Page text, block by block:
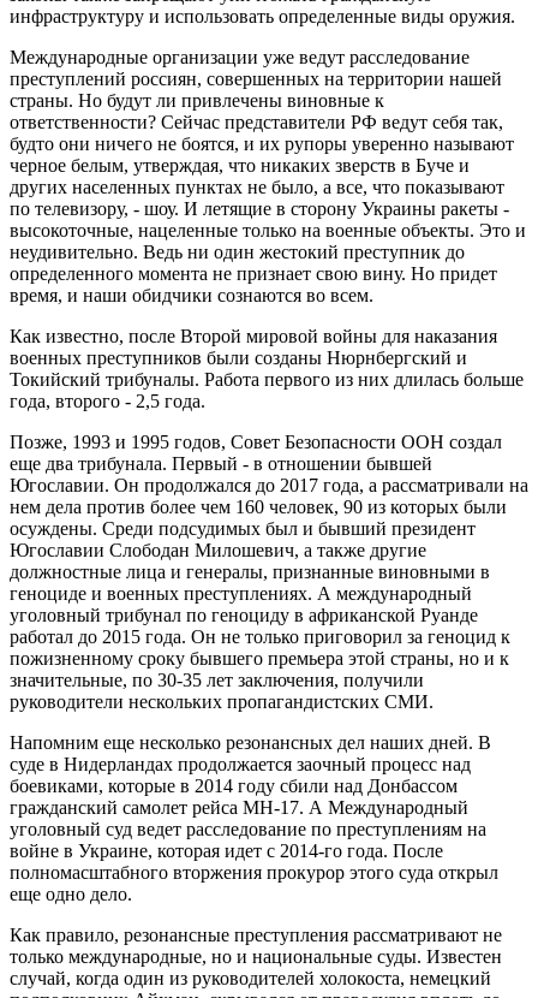
инфраструктуру и использовать определенные виды оружия.
Международные организации уже ведут расследование
преступлений россиян, совершенных на территории нашей
страны. Но будут ли привлечены виновные к
ответственности? Сейчас представители РФ ведут себя так,
будто они ничего не боятся, и их рупоры уверенно называют
черное белым, утверждая, что никаких зверств в Буче и
других населенных пунктах не было, а все, что показывают
по телевизору, - шоу. И летящие в сторону Украины ракеты -
высокоточные, нацеленные только на военные объекты. Это и
неудивительно. Ведь ни один жестокий преступник до
определенного момента не признает свою вину. Но придет
время, и наши обидчики сознаются во всем.
Как известно, после Второй мировой войны для наказания
военных преступников были созданы Нюрнбергский и
Токийский трибуналы. Работа первого из них длилась больше
года, второго - 2,5 года.
Позже, 1993 и 1995 годов, Совет Безопасности ООН создал
еще два трибунала. Первый - в отношении бывшей
Югославии. Он продолжался до 2017 года, а рассматривали на
нем дела против более чем 160 человек, 90 из которых были
осуждены. Среди подсудимых был и бывший президент
Югославии Слободан Милошевич, а также другие
должностные лица и генералы, признанные виновными в
геноциде и военных преступлениях. А международный
уголовный трибунал по геноциду в африканской Руанде
работал до 2015 года. Он не только приговорил за геноцид к
пожизненному сроку бывшего премьера этой страны, но и к
значительные, по 30-35 лет заключения, получили
руководители нескольких пропагандистских СМИ.
Напомним еще несколько резонансных дел наших дней. В
суде в Нидерландах продолжается заочный процесс над
боевиками, которые в 2014 году сбили над Донбассом
гражданский самолет рейса МН-17. А Международный
уголовный суд ведет расследование по преступлениям на
войне в Украине, которая идет с 2014-го года. После
полномасштабного вторжения прокурор этого суда открыл
еще одно дело.
Как правило, резонансные преступления рассматривают не
только международные, но и национальные суды. Известен
случай, когда один из руководителей холокоста, немецкий